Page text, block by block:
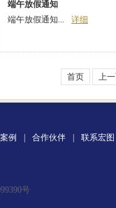
端午放假通知
端午放假通知...
详细
首页 上
例 合作伙伴
联系宏图
号